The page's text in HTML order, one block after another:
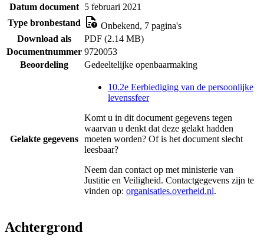
Datum document 5 februari 2021
Type bronbestand
Onbekend, 7 pagina's
Download als
PDF (2.14 MB)
Documentnummer 9720053
Beoordeling
Gedeeltelijke openbaarmaking
Gelakte gegevens
10.2e Eerbiediging van de persoonlijke
levenssfeer
Komt u in dit document gegevens tegen
waarvan u denkt dat deze gelakt hadden
moeten worden? Of is het document slecht
leesbaar?
Neem dan contact op met ministerie van
Justitie en Veiligheid. Contactgegevens zijn te
vinden op: organisaties.overheid.nl.
Achtergrond